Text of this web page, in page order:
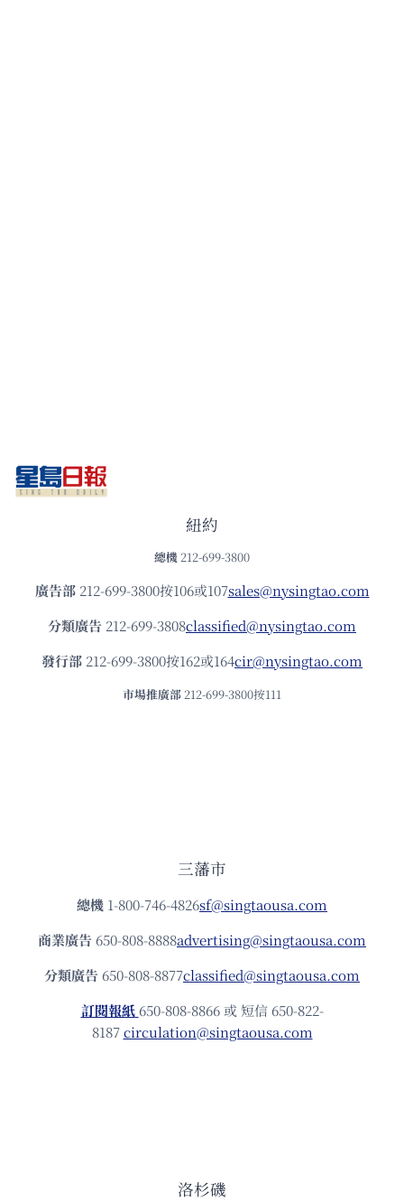
紐約
總機 212-699-3800
廣告部212-699-3800按106或107sales@nysingtao.com
分類廣告 212-699-3808classified@nysingtao.com
發⾏部 212-699-3800按162或164cir@nysingtao.com
市場推廣部 212-699-3800按111
三藩市
總機 1-800-746-4826sf@singtaousa.com
商業廣告 650-808-8888advertising@singtaousa.com
分類廣告 650-808-8877classified@singtaousa.com
訂閱報紙 650-808-8866 或 短信 650-822-
8187circulation@singtaousa.com
洛杉磯